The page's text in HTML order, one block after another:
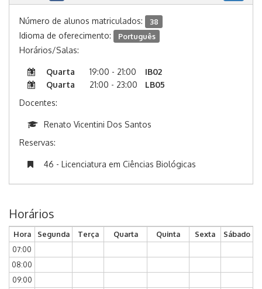
Número de alunos matriculados: 38
Idioma de oferecimento: Português
Horários/Salas:
Quarta 19:00 - 21:00
IB02
Quarta
21:00 - 23:00
LB05
Docentes:
Renato Vicentini Dos Santos
Reservas:
46 - Licenciatura em Ciências Biológicas
Horários
Hora Segunda Terça Quarta Quinta Sexta
Sábado
07:00
08:00
09:00